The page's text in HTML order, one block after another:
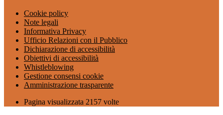
Cookie policy
Note legali
Informativa Privacy
Ufficio Relazioni con il Pubblico
Dichiarazione di accessibilità
Obiettivi di accessibilità
Whistleblowing
Gestione consensi cookie
Amministrazione trasparente
Pagina visualizzata 2157 volte